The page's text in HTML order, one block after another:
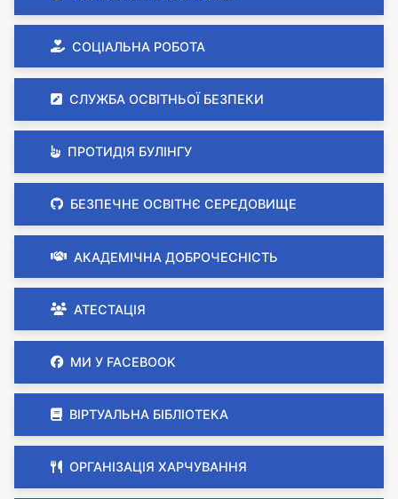
СОЦІАЛЬНА РОБОТА
СЛУЖБА ОСВІТНЬОЇ БЕЗПЕКИ
ПРОТИДІЯ БУЛІНГУ
БЕЗПЕЧНЕ ОСВІТНЄ СЕРЕДОВИЩЕ
АКАДЕМІЧНА ДОБРОЧЕСНІСТЬ
АТЕСТАЦІЯ
МИ У FACEBOOK
ВІРТУАЛЬНА БІБЛІОТЕКА
ОРГАНІЗАЦІЯ ХАРЧУВАННЯ